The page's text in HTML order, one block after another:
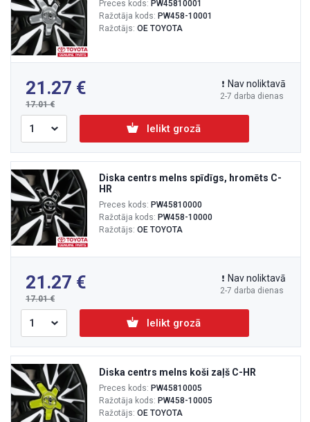
Preces kods: PW45810001
Ražotāja kods: PW458-10001
Ražotājs: OE TOYOTA
21.27
17.01
2-7 darba dienas
Nav noliktavā
Ielikt grozā
Diska centrs melns spīdīgs, hromēts C-
HR
Preces kods: PW45810000
Ražotāja kods: PW458-10000
Ražotājs: OE TOYOTA
21.27
17.01
2-7 darba dienas
Nav noliktavā
Ielikt grozā
Diska centrs melns koši zaļš C-HR
Preces kods: PW45810005
Ražotāja kods: PW458-10005
Ražotājs: OE TOYOTA